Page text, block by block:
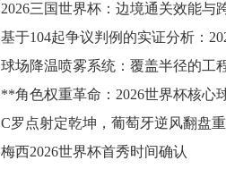
梅西2026世界杯首秀时间确认